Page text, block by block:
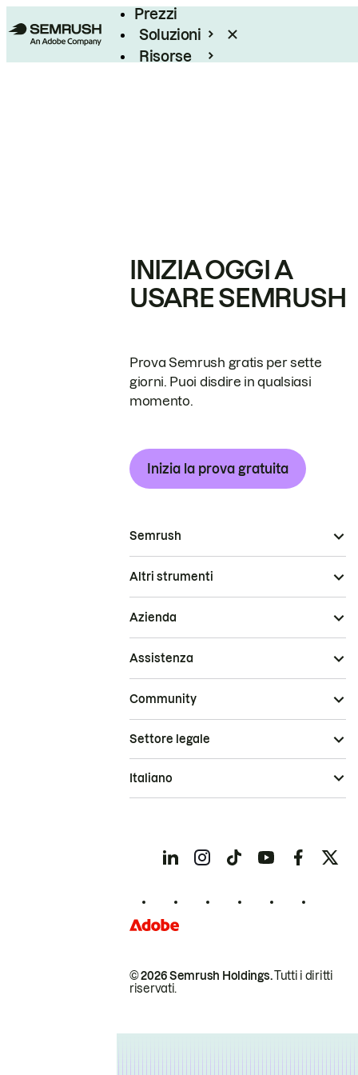
Prezzi
Soluzioni
Risorse
INIZIA OGGI A
USARE SEMRUSH
Prova Semrush gratis per sette
giorni. Puoi disdire in qualsiasi
momento.
Inizia la prova gratuita
Semrush
Altri strumenti
Azienda
Assistenza
Community
© 2026 Semrush Holdings.Tutti i diritti
riservati.
Settore legale
Italiano